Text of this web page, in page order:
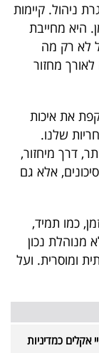
ניהול. קיימות
היא מחייבת
לא רק מה
מחזור
את איכות
שלנו.
דרך מיחזור,
אלא גם
כמו תמיד,
מנוהלת נכון
ומוסרית. ועל
אקלים כמדיניות